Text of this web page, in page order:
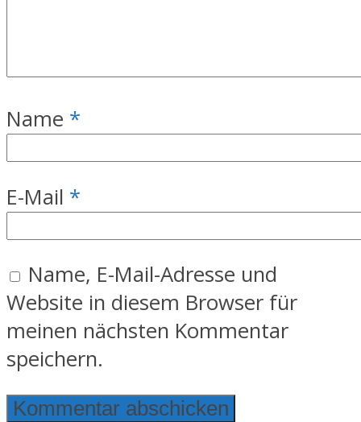
Name *
E-Mail *
Name, E-Mail-Adresse und
Website in diesem Browser für
meinen nächsten Kommentar
speichern.